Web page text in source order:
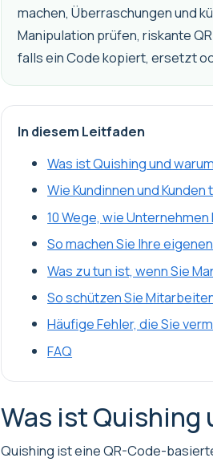
machen, Überraschungen und
Manipulation prüfen, riskante
falls ein Code kopiert, ersetzt
In diesem Leitfaden
Was ist Quishing und
Wie Kundinnen und
10 Wege, wie
So machen Sie Ihre
Was zu tun ist, wenn Sie
So schützen Sie
Häufige Fehler, die Sie
FAQ
Was ist Quishing
Quishing ist eine QR-Code-